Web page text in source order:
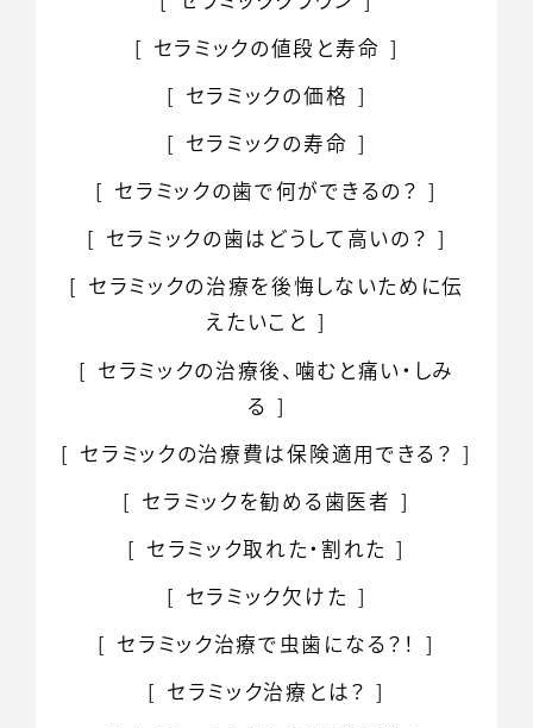
セラミックの値段と寿命
セラミックの価格
セラミックの寿命
セラミックの歯で何ができるの？
セラミックの歯はどうして高いの？
セラミックの治療を後悔しないために伝
えたいこと
セラミックの治療後、噛むと痛い・しみ
る
セラミックの治療費は保険適用できる？
セラミックを勧める歯医者
セラミック取れた・割れた
セラミック欠けた
セラミック治療で虫歯になる？！
セラミック治療とは？